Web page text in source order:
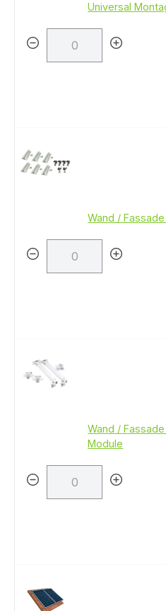
Universal
Wand /
Wand /
Module